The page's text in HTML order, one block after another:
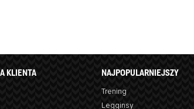
KLIENTA NAJPOPULARNIEJSZY
Trening
Legginsy